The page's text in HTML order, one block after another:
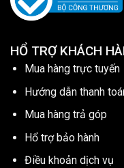
HỔ TRỢ KHÁCH
Mua hàng trực tuyến
Hướng dẫn thanh
Mua hàng trả góp
Hổ trợ bảo hành
Điều khoản dịch vụ